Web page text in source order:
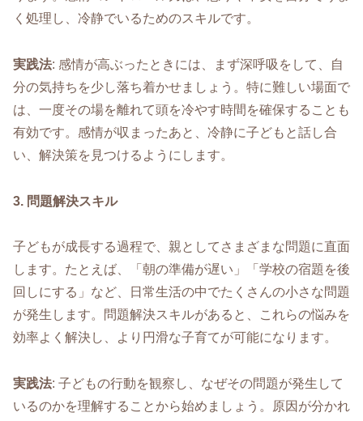
く処理し、冷静でいるためのスキルです。
実践法: 感情が高ぶったときには、まず深呼吸をして、自
分の気持ちを少し落ち着かせましょう。特に難しい場面で
は、一度その場を離れて頭を冷やす時間を確保することも
有効です。感情が収まったあと、冷静に子どもと話し合
い、解決策を見つけるようにします。
3. 問題解決スキル
子どもが成長する過程で、親としてさまざまな問題に直面
します。たとえば、「朝の準備が遅い」「学校の宿題を後
回しにする」など、日常生活の中でたくさんの小さな問題
が発生します。問題解決スキルがあると、これらの悩みを
効率よく解決し、より円滑な子育てが可能になります。
実践法: 子どもの行動を観察し、なぜその問題が発生して
いるのかを理解することから始めましょう。原因が分かれ